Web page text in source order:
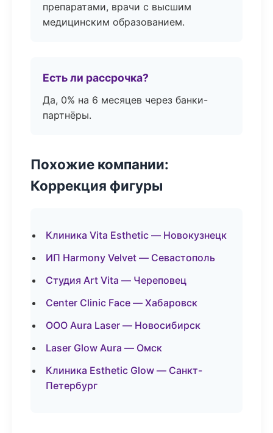
препаратами, врачи с высшим
медицинским образованием.
Есть ли рассрочка?
Да, 0% на 6 месяцев через банки-
партнёры.
Похожие компании:
Коррекция фигуры
Клиника Vita Esthetic — Новокузнецк
ИП Harmony Velvet — Севастополь
Студия Art Vita — Череповец
Center Clinic Face — Хабаровск
ООО Aura Laser — Новосибирск
Laser Glow Aura — Омск
Клиника Esthetic Glow — Санкт-
Петербург